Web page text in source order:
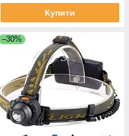
Купити
–30%